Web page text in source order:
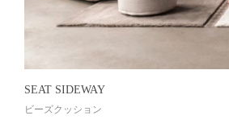
SEAT SIDEWAY
ビーズクッション